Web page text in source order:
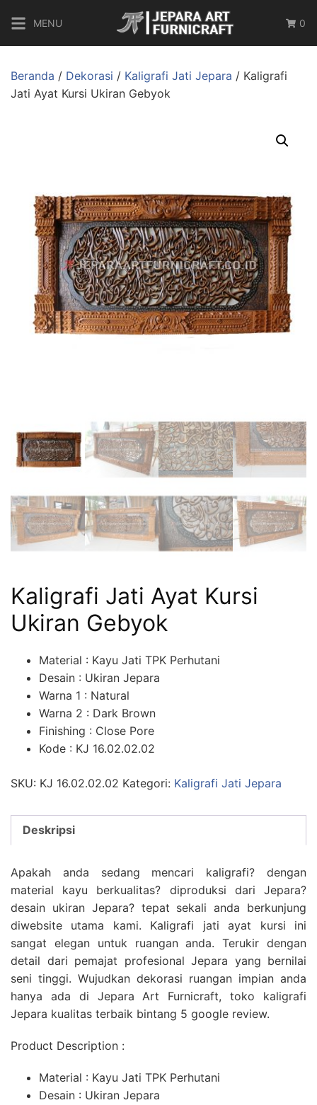
MENU 0
Beranda / Dekorasi / Kaligrafi Jati Jepara / Kaligrafi
Jati Ayat Kursi Ukiran Gebyok
Kaligrafi Jati Ayat Kursi
Ukiran Gebyok
Material : Kayu Jati TPK Perhutani
Desain : Ukiran Jepara
Warna 1 : Natural
Warna 2 : Dark Brown
Finishing : Close Pore
Kode : KJ 16.02.02.02
SKU: KJ 16.02.02.02 Kategori: Kaligrafi Jati Jepara
Deskripsi
Apakah anda sedang mencari kaligrafi? dengan
material kayu berkualitas? diproduksi dari Jepara?
desain ukiran Jepara? tepat sekali anda berkunjung
diwebsite utama kami. Kaligrafi jati ayat kursi ini
sangat elegan untuk ruangan anda. Terukir dengan
detail dari pemajat profesional Jepara yang bernilai
seni tinggi. Wujudkan dekorasi ruangan impian anda
hanya ada di Jepara Art Furnicraft, toko kaligrafi
Jepara kualitas terbaik bintang 5 google review.
Product Description :
Material : Kayu Jati TPK Perhutani
Desain : Ukiran Jepara